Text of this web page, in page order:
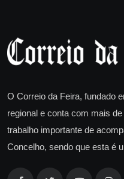
O Correio da Feira, fundado
regional e conta com mais
trabalho importante de
Concelho, sendo que esta é